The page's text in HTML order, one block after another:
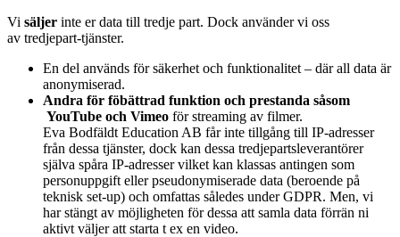
Vi säljer inte er data till tredje part. Dock använder vi oss
av tredjepart-tjänster.
En del används för säkerhet och funktionalitet – där all data är
anonymiserad.
Andra för föbättrad funktion och prestanda såsom
YouTube och Vimeo för streaming av filmer.
Eva Bodfäldt Education AB får inte tillgång till IP-adresser
från dessa tjänster, dock kan dessa tredjepartsleverantörer
själva spåra IP-adresser vilket kan klassas antingen som
personuppgift eller pseudonymiserade data (beroende på
teknisk set-up) och omfattas således under GDPR. Men, vi
har stängt av möjligheten för dessa att samla data förrän ni
aktivt väljer att starta t ex en video.